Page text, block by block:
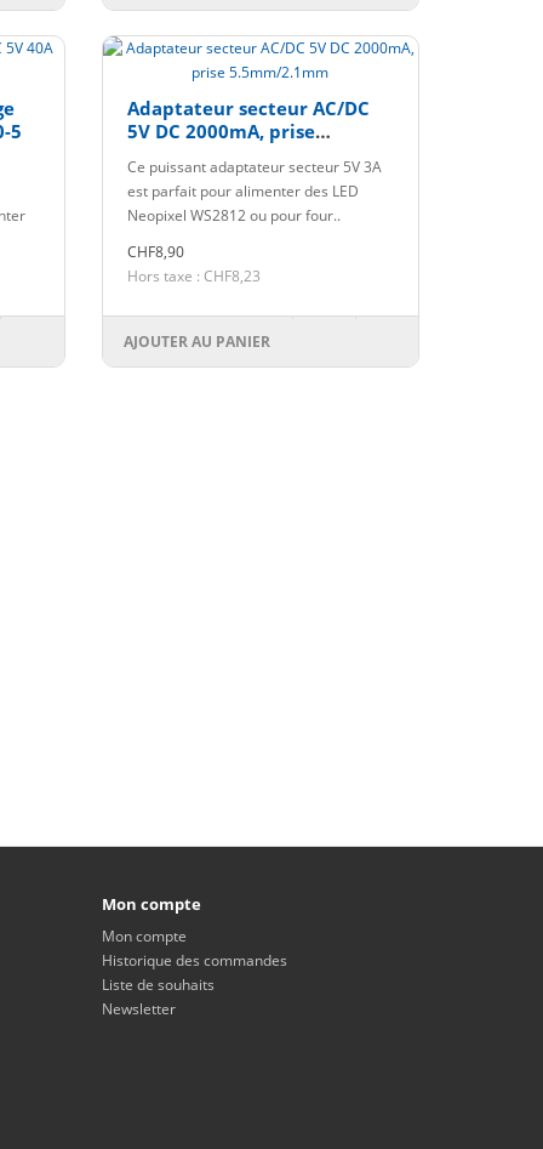
5
Adaptateur secteur AC/DC
5V DC 2000mA, prise
Ce puissant adaptateur secteur 5V 3A
est parfait pour alimenter des LED
Neopixel WS2812 ou pour four..
CHF8,90
Hors taxe : CHF8,23
AJOUTER AU PANIER
Mon compte
Mon compte
Historique des commandes
Liste de souhaits
Newsletter